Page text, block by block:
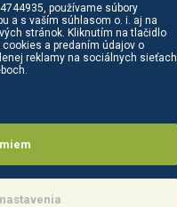
SÚVISIACE PRODUKTY
používame súbory
a s vaším súhlasom o. i. aj na
stránok. Kliknutím na tlačidlo
a predaním údajov o
reklamy na sociálnych sieťach